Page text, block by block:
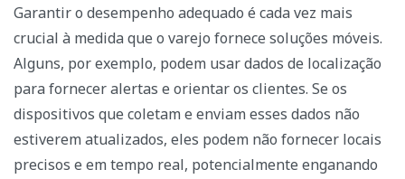
Garantir o desempenho adequado é cada vez mais
crucial à medida que o varejo fornece soluções móveis.
Alguns, por exemplo, podem usar dados de localização
para fornecer alertas e orientar os clientes. Se os
dispositivos que coletam e enviam esses dados não
estiverem atualizados, eles podem não fornecer locais
precisos e em tempo real, potencialmente enganando